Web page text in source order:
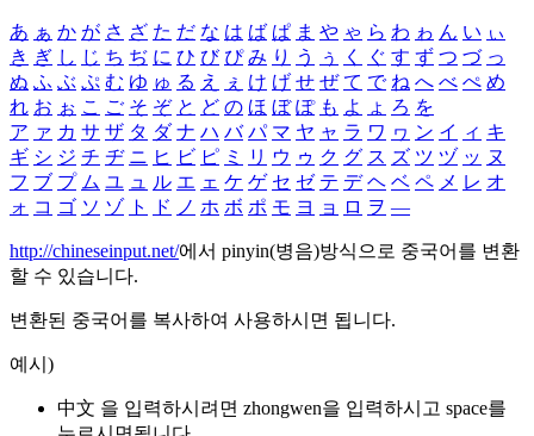
あ ぁ か が さ ざ た だ な は ば ぱ ま や ゃ ら わ ゎ ん い ぃ
き ぎ し じ ち ぢ に ひ び ぴ み り う ぅ く ぐ す ず つ づ っ
ぬ ふ ぶ ぷ む ゆ ゅ る え ぇ け げ せ ぜ て で ね へ べ ぺ め
れ お ぉ こ ご そ ぞ と ど の ほ ぼ ぽ も よ ょ ろ を
ア ァ カ サ ザ タ ダ ナ ハ バ パ マ ヤ ャ ラ ワ ヮ ン イ ィ キ
ギ シ ジ チ ヂ ニ ヒ ビ ピ ミ リ ウ ゥ ク グ ス ズ ツ ヅ ッ ヌ
フ ブ プ ム ユ ュ ル エ ェ ケ ゲ セ ゼ テ デ ヘ ベ ペ メ レ オ
ォ コ ゴ ソ ゾ ト ド ノ ホ ボ ポ モ ヨ ョ ロ ヲ ―
http://chineseinput.net/에서 pinyin(병음)방식으로 중국어를 변환
할 수 있습니다.
변환된 중국어를 복사하여 사용하시면 됩니다.
예시)
中文 을 입력하시려면 zhongwen을 입력하시고 space를